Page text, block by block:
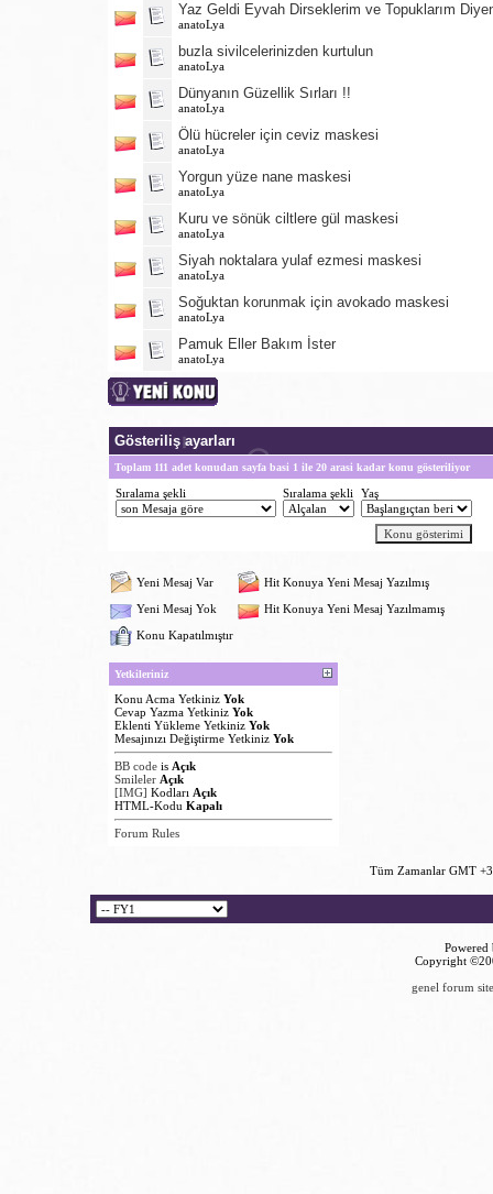
Yaz Geldi Eyvah Dirseklerim ve Topuklarım
anatoLya
buzla sivilcelerinizden kurtulun
anatoLya
Dünyanın Güzellik Sırları !!
anatoLya
Ölü hücreler için ceviz maskesi
anatoLya
Yorgun yüze nane maskesi
anatoLya
Kuru ve sönük ciltlere gül maskesi
anatoLya
Siyah noktalara yulaf ezmesi maskesi
anatoLya
Soğuktan korunmak için avokado maskesi
anatoLya
Pamuk Eller Bakım İster
anatoLya
Gösteriliş ayarları
Toplam 111 adet konudan sayfa basi 1 ile 20 arasi kadar konu gösteriliyor
Sıralama şekli Sıralama şekli Yaş
Yeni Mesaj Var
Hit Konuya Yeni Mesaj Yazılmış
Yeni Mesaj Yok
Hit Konuya Yeni Mesaj Yazılmamış
Konu Kapatılmıştır
Yetkileriniz
Konu Acma Yetkiniz Yok
Cevap Yazma Yetkiniz Yok
Eklenti Yükleme Yetkiniz Yok
Mesajınızı Değiştirme Yetkiniz Yok
BB code is Açık
Smileler Açık
[IMG] Kodları Açık
HTML-Kodu Kapalı
Forum Rules
Tüm Zamanlar GMT
Copyright
genel forum